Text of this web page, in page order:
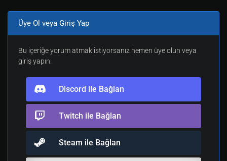
Üye Ol veya Giriş Yap
Bu içeriğe yorum atmak istiyorsanız hemen üye olun veya
giriş yapın.
Discord ile Bağlan
Twitch ile Bağlan
Steam ile Bağlan